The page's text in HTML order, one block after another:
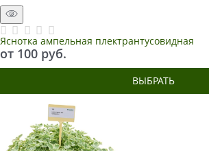
Яснотка ампельная плектрантусовидная
от 100 руб.
ВЫБРАТЬ